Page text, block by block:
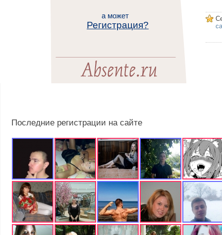
а может
Регистрация?
Последние регистрации на сайте